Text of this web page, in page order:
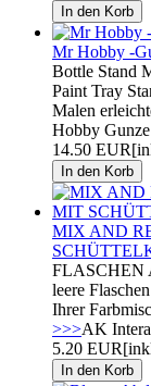
Mr Hobby -
Bottle Stand
Paint Tray
Malen
Hobby Gunze
14.50 EUR
MIX AND
FLASCHEN
leere
Ihrer
>>>AK
5.20 EUR